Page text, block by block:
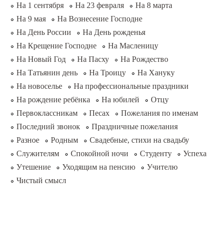
На 1 сентября
На 23 февраля
На 8 марта
На 9 мая
На Вознесение Господне
На День России
На День рожденья
На Крещение Господне
На Масленицу
На Новый Год
На Пасху
На Рождество
На Татьянин день
На Троицу
На Хануку
На новоселье
На профессиональные праздники
На рождение ребёнка
На юбилей
Отцу
Первоклассникам
Песах
Пожелания по именам
Последний звонок
Праздничные пожелания
Разное
Родным
Свадебные, стихи на свадьбу
Служителям
Спокойной ночи Студенту
Успеха
Утешение
Уходящим на пенсию
Учителю
Чистый смысл